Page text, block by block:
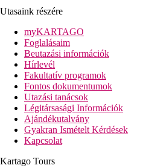
Utasaink részére
myKARTAGO
Foglalásaim
Beutazási információk
Hírlevél
Fakultatív programok
Fontos dokumentumok
Utazási tanácsok
Légitársasági Információk
Ajándékutalvány
Gyakran Ismételt Kérdések
Kapcsolat
Kartago Tours